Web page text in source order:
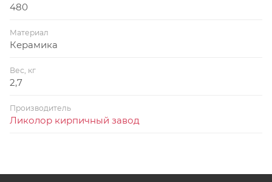
480
Материал
Керамика
Вес, кг
2,7
Производитель
Ликолор кирпичный завод